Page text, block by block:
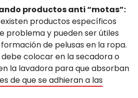
productos anti “motas”:
productos específicos
problema y pueden ser útiles
de pelusas en la ropa.
colocar en la secadora o
la lavadora para que absorban
de que se adhieran a las